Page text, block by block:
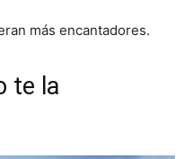
más encantadores.
te la